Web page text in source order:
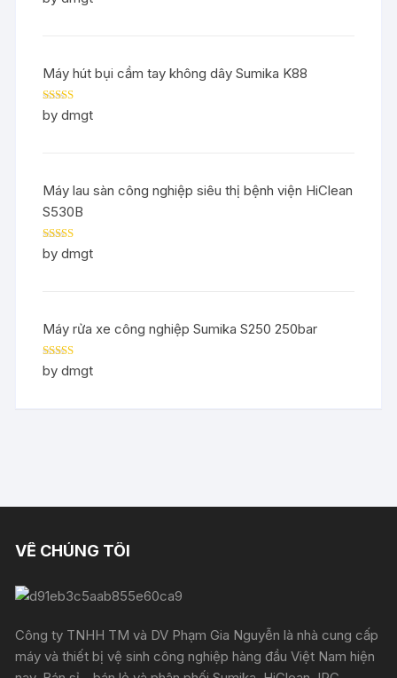
of 5
Máy hút bụi cầm tay không dây Sumika K88
Rated5out
of 5
by dmgt
Máy lau sàn công nghiệp siêu thị bệnh viện HiClean
S530B
Rated5out
of 5
by dmgt
Máy rửa xe công nghiệp Sumika S250 250bar
Rated5out
of 5
by dmgt
VỀ CHÚNG TÔI
Công ty TNHH TM và DV Phạm Gia Nguyễn là nhà cung cấp
máy và thiết bị vệ sinh công nghiệp hàng đầu Việt Nam hiện